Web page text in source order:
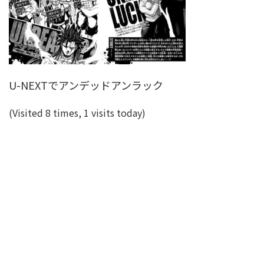
U-NEXTでアンデッドアンラック
(Visited 8 times, 1 visits today)